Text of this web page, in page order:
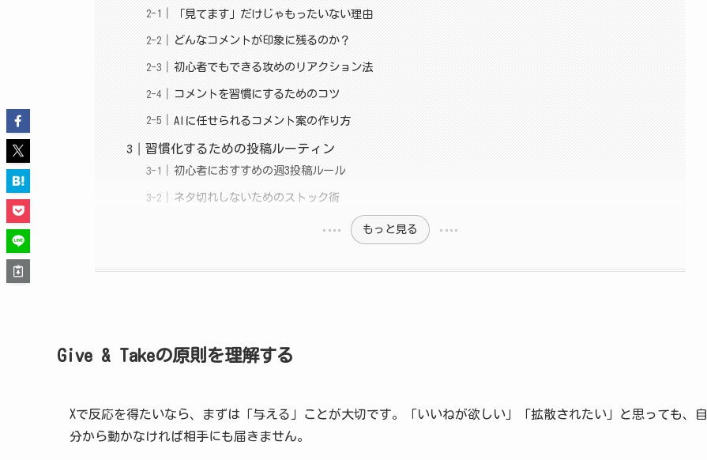
「見てます」だけじゃもったいない理由
どんなコメントが印象に残るのか？
初心者でもできる攻めのリアクション法
コメントを習慣にするためのコツ
AIに任せられるコメント案の作り方
習慣化するための投稿ルーティン
初心者におすすめの週3投稿ルール
ネタ切れしないためのストック術
もっと見る
Give & Takeの原則を理解する
Xで反応を得たいなら、まずは「与える」ことが大切です。「いいねが欲しい」「拡散されたい」と思っても、自
分から動かなければ相手にも届きません。